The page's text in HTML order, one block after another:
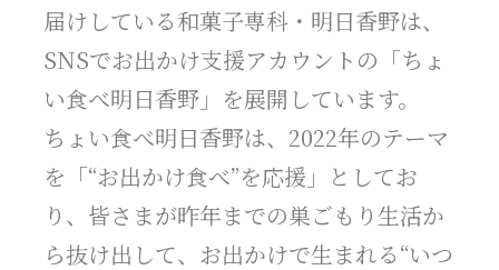
届けしている和菓子専科・明日香野は、
SNSでお出かけ支援アカウントの「ちょ
い食べ明日香野」を展開しています。
ちょい食べ明日香野は、2022年のテーマ
を「“お出かけ食べ”を応援」としてお
り、皆さまが昨年までの巣ごもり生活か
ら抜け出して、お出かけで生まれる“いつ